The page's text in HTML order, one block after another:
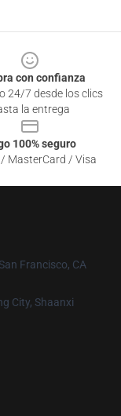
con confianza
24/7 desde los clics
la entrega
100% seguro
MasterCard / Visa
Francisco, CA
City, Shaanxi